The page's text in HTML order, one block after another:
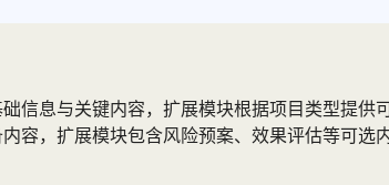
信息与关键内容，扩展模块根据项目类型提
容，扩展模块包含风险预案、效果评估等可选内